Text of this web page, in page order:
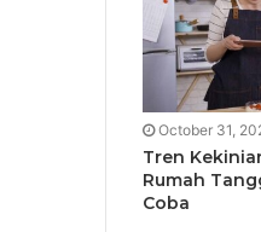
October 31,
Tren
Rumah
Coba